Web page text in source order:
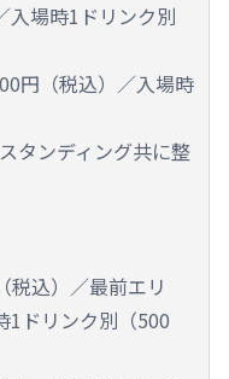
入場時1ドリンク別
円（税込）／入場時
タンディング共に整
税込）／最前エリ
1ドリンク別（500